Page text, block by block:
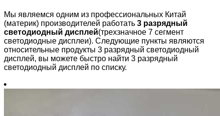
Мы являемся одним из профессиональных Китай
(материк) производителей работать 3 разрядный
светодиодный дисплей(трехзначное 7 сегмент
светодиодные дисплеи). Следующие пункты являются
относительные продукты 3 разрядный светодиодный
дисплей, вы можете быстро найти 3 разрядный
светодиодный дисплей по списку.